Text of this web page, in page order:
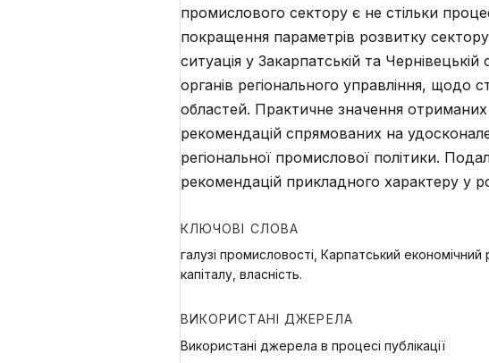
промислового сектору є не стільки
покращення параметрів розвитку
ситуація у Закарпатській та
органів регіонального управління, щодо
областей. Практичне значення
рекомендацій спрямованих на
регіональної промислової політики.
рекомендацій прикладного характеру у
КЛЮЧОВІ СЛОВА
галузі промисловості, Карпатський
капіталу, власність.
ВИКОРИСТАНІ ДЖЕРЕЛА
Використані джерела в процесі публікації